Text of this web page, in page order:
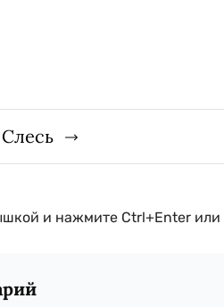
и нажмите Ctrl+Enter или